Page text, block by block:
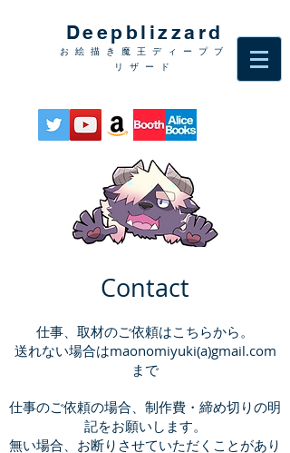
Deepblizzard
お絵描き魔王ディープブ
リザード
Contact
仕事、取材のご依頼はこちらから。
送れない場合はmaonomiyuki(a)gmail.com
まで
仕事のご依頼の場合、制作費・締め切りの明
記をお願いします。
無い場合、お断りさせていただくことがあり